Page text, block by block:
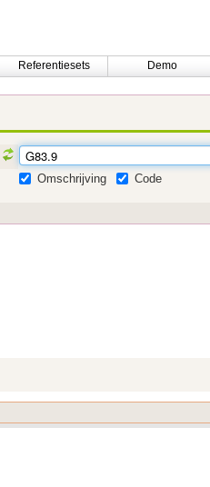
Referentiesets Demo
Omschrijving
Code